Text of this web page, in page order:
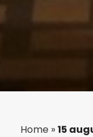
Home »15